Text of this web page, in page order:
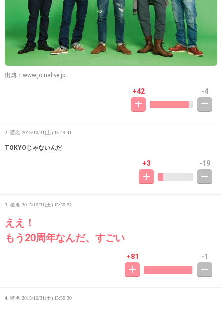
出典：www.joinalive.jp
+42 -4
2. 匿名 2015/10/31(土) 15:49:41
TOKYOじゃないんだ
+3 -19
3. 匿名 2015/10/31(土) 15:50:02
ええ！
もう20周年なんだ、すごい
+81 -1
4. 匿名 2015/10/31(土) 15:50:30